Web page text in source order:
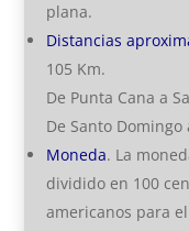
plana.
Distancias
105 Km.
De Punta Cana a
De Santo Domingo
Moneda. La
dividido en 100
americanos para